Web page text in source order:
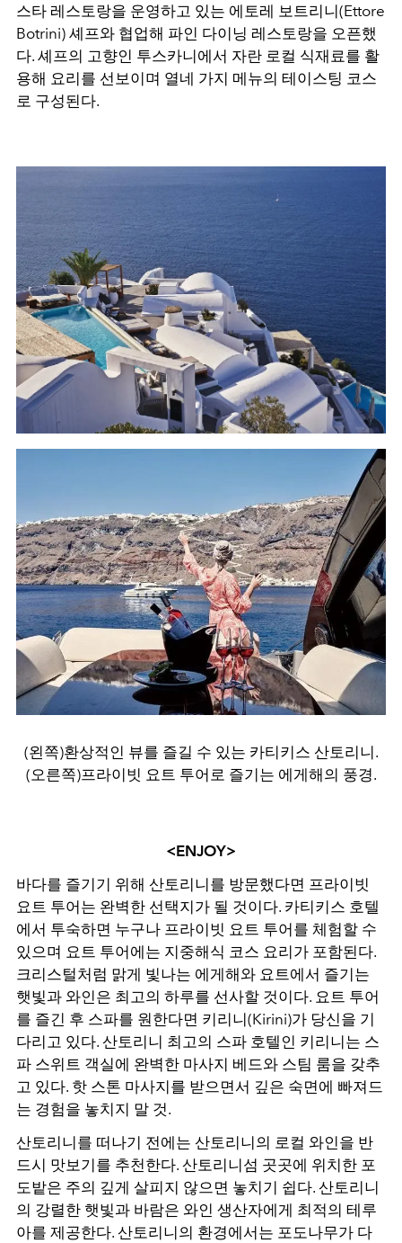
스타 레스토랑을 운영하고 있는 에토레 보트리니(Ettore
Botrini) 셰프와 협업해 파인 다이닝 레스토랑을 오픈했
다. 셰프의 고향인 투스카니에서 자란 로컬 식재료를 활
용해 요리를 선보이며 열네 가지 메뉴의 테이스팅 코스
로 구성된다.
(왼쪽)환상적인 뷰를 즐길 수 있는 카티키스 산토리니.
(오른쪽)프라이빗 요트 투어로 즐기는 에게해의 풍경.
<ENJOY>
바다를 즐기기 위해 산토리니를 방문했다면 프라이빗
요트 투어는 완벽한 선택지가 될 것이다. 카티키스 호텔
에서 투숙하면 누구나 프라이빗 요트 투어를 체험할 수
있으며 요트 투어에는 지중해식 코스 요리가 포함된다.
크리스털처럼 맑게 빛나는 에게해와 요트에서 즐기는
햇빛과 와인은 최고의 하루를 선사할 것이다. 요트 투어
를 즐긴 후 스파를 원한다면 키리니(Kirini)가 당신을 기
다리고 있다. 산토리니 최고의 스파 호텔인 키리니는 스
파 스위트 객실에 완벽한 마사지 베드와 스팀 룸을 갖추
고 있다. 핫 스톤 마사지를 받으면서 깊은 숙면에 빠져드
는 경험을 놓치지 말 것.
산토리니를 떠나기 전에는 산토리니의 로컬 와인을 반
드시 맛보기를 추천한다. 산토리니섬 곳곳에 위치한 포
도밭은 주의 깊게 살피지 않으면 놓치기 쉽다. 산토리니
의 강렬한 햇빛과 바람은 와인 생산자에게 최적의 테루
아를 제공한다. 산토리니의 환경에서는 포도나무가 다